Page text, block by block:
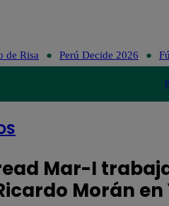
de Risa Perú Decide 2026
Mar-I
Ricardo Morán